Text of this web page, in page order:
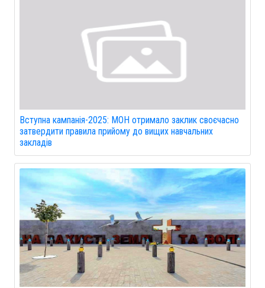
Вступна кампанія-2025: МОН отримало заклик своєчасно
затвердити правила прийому до вищих навчальних
закладів